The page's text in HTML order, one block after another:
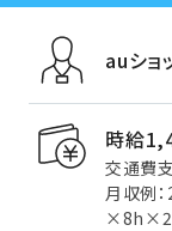
auショ
時給
交通費支
月収例